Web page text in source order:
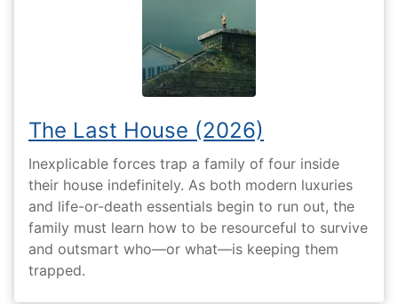
The Last House (2026)
Inexplicable forces trap a family of four inside
their house indefinitely. As both modern luxuries
and life-or-death essentials begin to run out, the
family must learn how to be resourceful to survive
and outsmart who—or what—is keeping them
trapped.